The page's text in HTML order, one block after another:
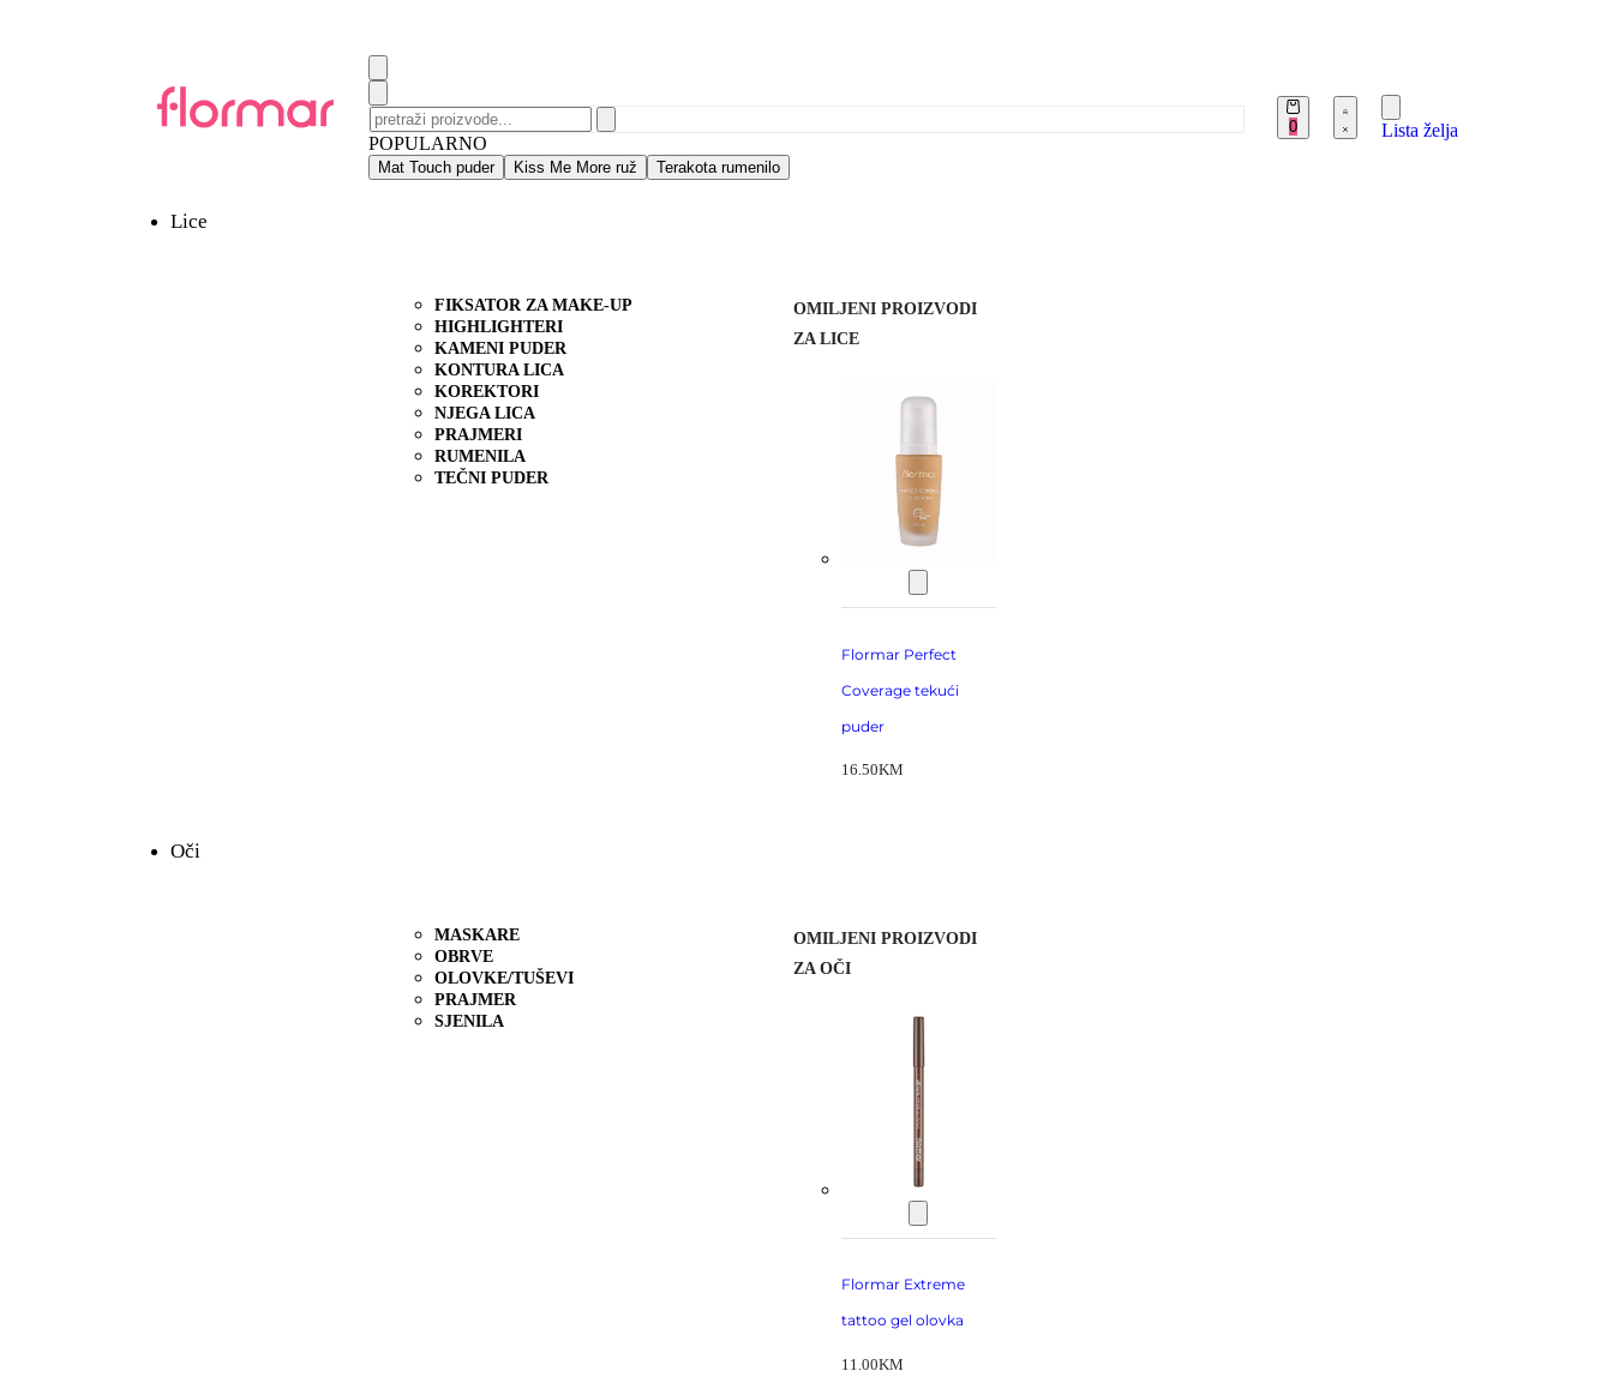
POPULARNO
Mat Touch puder Kiss Me More ruž Terakota rumenilo
0 Lista želja
Lice
FIKSATOR ZA MAKE-UP
HIGHLIGHTERI
KAMENI PUDER
KONTURA LICA
KOREKTORI
NJEGA LICA
PRAJMERI
RUMENILA
TEČNI PUDER
OMILJENI PROIZVODI
ZA LICE
Flormar Perfect
Coverage tekući
puder
16.50KM
Oči
MASKARE
OBRVE
OLOVKE/TUŠEVI
PRAJMER
SJENILA
OMILJENI PROIZVODI
ZA OČI
Flormar Extreme
tattoo gel olovka
11.00KM